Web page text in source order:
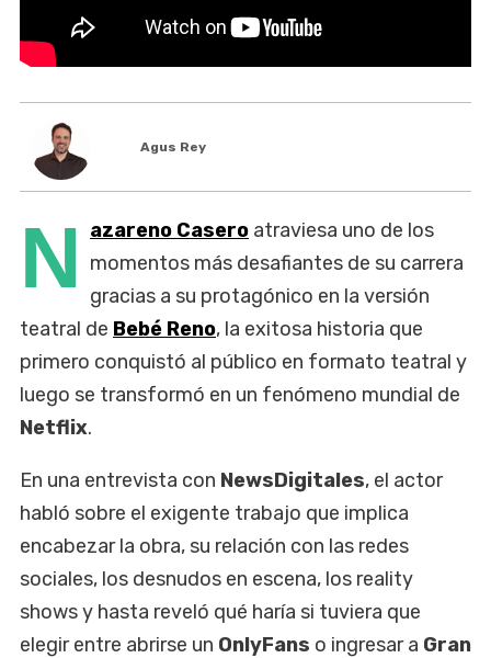
Agus Rey
N azareno Casero atraviesa uno de los
momentos más desafiantes de su carrera
gracias a su protagónico en la versión
teatral de Bebé Reno, la exitosa historia que
primero conquistó al público en formato teatral y
luego se transformó en un fenómeno mundial de
Netflix.
En una entrevista con NewsDigitales, el actor
habló sobre el exigente trabajo que implica
encabezar la obra, su relación con las redes
sociales, los desnudos en escena, los reality
shows y hasta reveló qué haría si tuviera que
elegir entre abrirse un OnlyFans o ingresar a Gran